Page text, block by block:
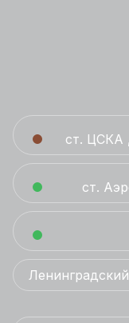
ст. ЦСКА ,
ст.